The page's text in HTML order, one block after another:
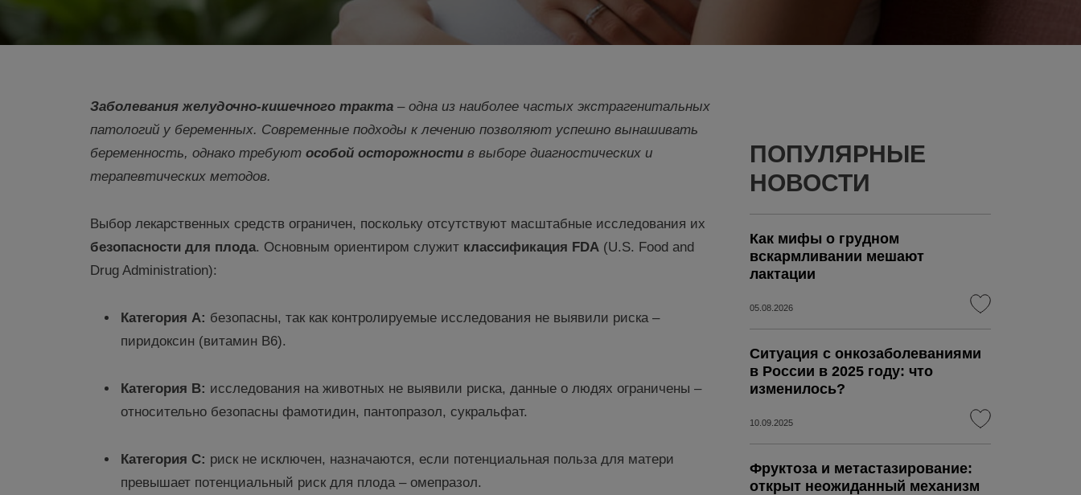
Заболевания желудочно-кишечного тракта – одна из наиболее частых экстрагенитальных
патологий у беременных. Современные подходы к лечению позволяют успешно вынашивать
беременность, однако требуют особой осторожности в выборе диагностических и
терапевтических методов.
Выбор лекарственных средств ограничен, поскольку отсутствуют масштабные исследования их
безопасности для плода. Основным ориентиром служит классификация FDA (U.S. Food and
Drug Administration):
Категория А: безопасны, так как контролируемые исследования не выявили риска –
пиридоксин (витамин B6).
Категория В: исследования на животных не выявили риска, данные о людях ограничены –
относительно безопасны фамотидин, пантопразол, сукральфат.
Категория С: риск не исключен, назначаются, если потенциальная польза для матери
превышает потенциальный риск для плода – омепразол.
ПОПУЛЯРНЫЕ
НОВОСТИ
Как мифы о грудном
вскармливании мешают
лактации
05.08.2026
Ситуация с онкозаболеваниями
в России в 2025 году: что
изменилось?
10.09.2025
Фруктоза и метастазирование:
открыт неожиданный механизм